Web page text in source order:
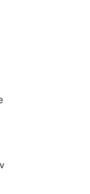
souhaitez